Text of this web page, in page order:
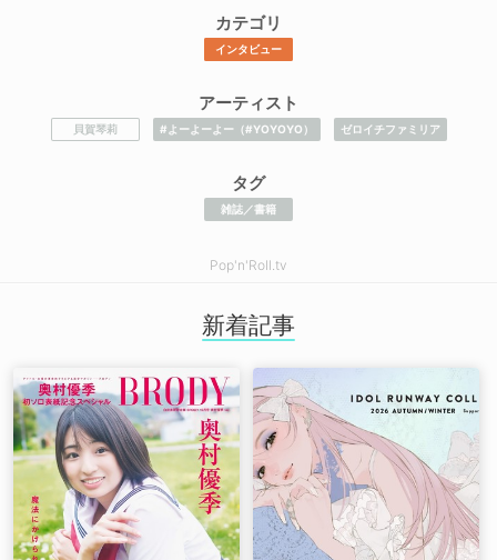
カテゴリ
インタビュー
アーティスト
貝賀琴莉 #よーよーよー（#YOYOYO） ゼロイチファミリア
タグ
雑誌／書籍
Pop'n'Roll.tv
新着記事